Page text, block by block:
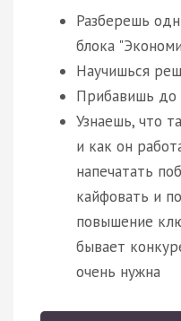
Разберешь
блока
Научишься
Прибавишь до
Узнаешь, что
и как он
напечатать
кайфовать и
повышение
бывает
очень нужна